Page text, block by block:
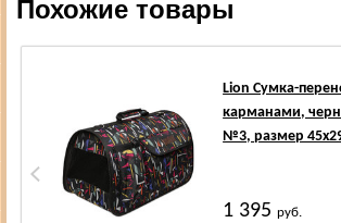
Похожие товары
Lion Сумка-
карманами,
№3, размер
1 395руб.